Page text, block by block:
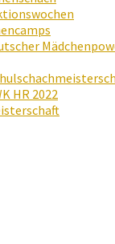
HR 2022